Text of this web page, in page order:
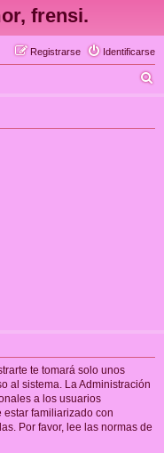
frensi.
Identificarse
Registrarse
te tomará solo unos
al sistema. La Administración
a los usuarios
estar familiarizado con
Por favor, lee las normas de